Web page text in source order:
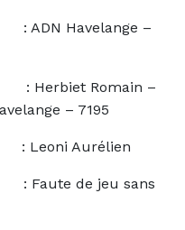
–
Romain –
– 7195
jeu sans